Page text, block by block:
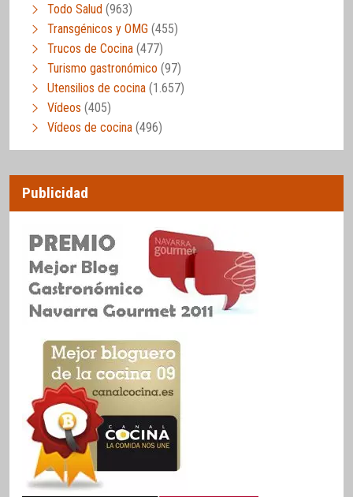
Todo Salud (963)
Transgénicos y OMG (455)
Trucos de Cocina (477)
Turismo gastronómico (97)
Utensilios de cocina (1.657)
Vídeos (405)
Vídeos de cocina (496)
Publicidad